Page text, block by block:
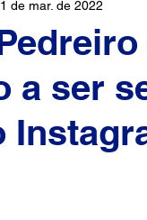
a ser
de mar. de 2022